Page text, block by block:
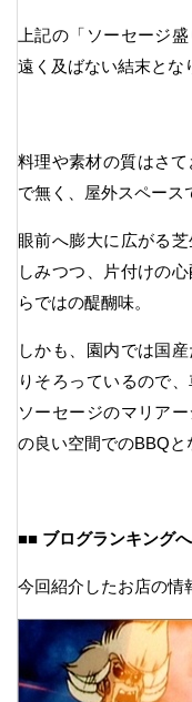
上記の「ソーセージ
遠く及ばない結末とな
料理や素材の質はさ
で無く、屋外スペース
眼前へ膨大に広がる
しみつつ、片付けの
らではの醍醐味。
しかも、園内では国
りそろっているので
ソーセージのマリア
の良い空間でのBBQと
■■ ブログランキング
今回紹介したお店の情